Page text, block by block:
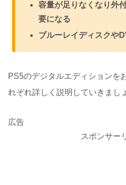
容量が足りなくなり外
要になる
ブルーレイディスクや
PS5のデジタルエディションを
れぞれ詳しく説明していきまし
広告
スポンサー